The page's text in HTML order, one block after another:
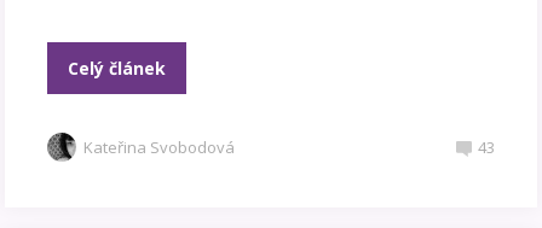
Celý článek
Kateřina Svobodová 43